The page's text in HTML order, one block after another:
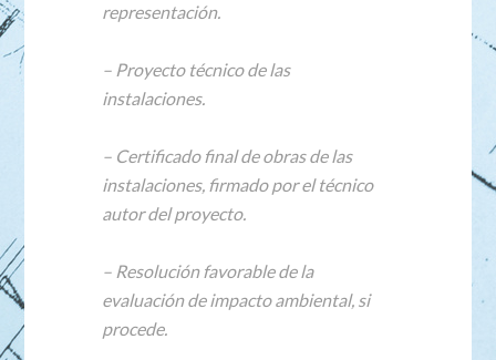
representación.
– Proyecto técnico de las
instalaciones.
– Certificado final de obras de las
instalaciones, firmado por el técnico
autor del proyecto.
– Resolución favorable de la
evaluación de impacto ambiental, si
procede.